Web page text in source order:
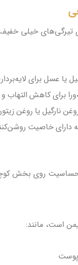
خیلی خفیف
یا عسل برای
برای کاهش التهاب و
نارگیل یا روغن
دارای خاصیت
روی بخش
است، مانند:
پوست